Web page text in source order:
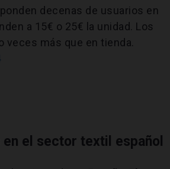
decenas de usuarios en
a 15€ o 25€ la unidad. Los
veces más que en tienda.
el sector textil español